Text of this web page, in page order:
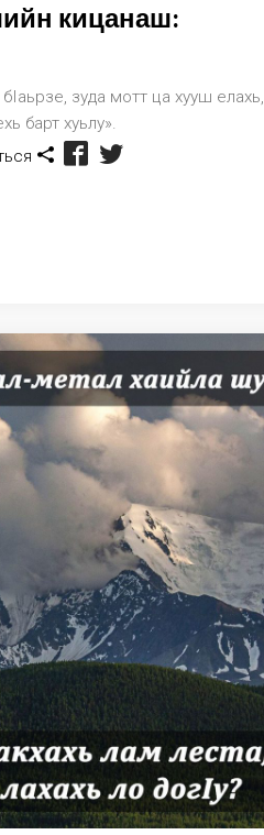
кицанаш:
зуда мотт ца хууш елахь,
барт хуьлу».